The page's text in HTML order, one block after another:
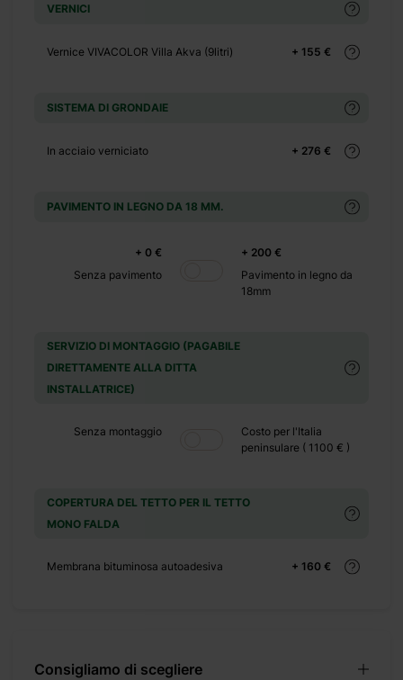
VERNICI
+ 155 €
Vernice VIVACOLOR Villa Akva (9litri)
SISTEMA DI GRONDAIE
+ 276 €
In acciaio verniciato
PAVIMENTO IN LEGNO DA 18 MM.
+ 0 €
Senza pavimento
+ 200 €
Pavimento in legno da
18mm
SERVIZIO DI MONTAGGIO (PAGABILE
DIRETTAMENTE ALLA DITTA
INSTALLATRICE)
Senza montaggio
Costo per l'Italia
peninsulare ( 1100 € )
COPERTURA DEL TETTO PER IL TETTO
MONO FALDA
+ 160 €
Membrana bituminosa autoadesiva
Consigliamo di scegliere
+ 0 €
500 €
+ 0 €
e